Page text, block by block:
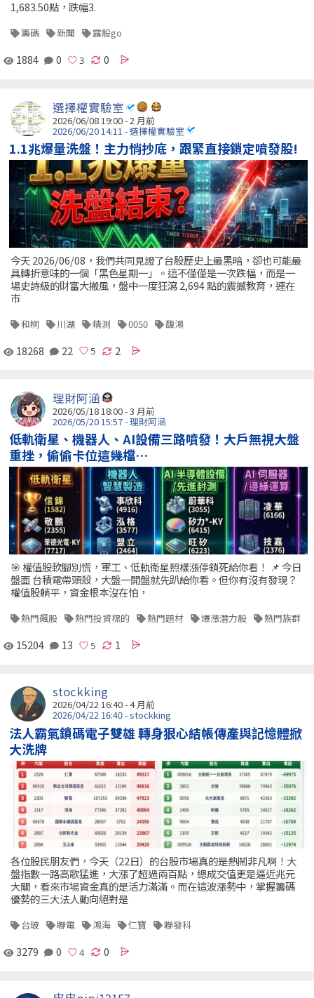
1,683.50點，跌幅3.
籌碼 新聞 露股go
1884 0 0
選擇權實驗室
2026/06/08 19:00 - 2 月前
2026/06/20 14:11 - 選擇權實驗室
1.1兆爆量洗盤！主力悄抄底，跟緊直接鎖定噴發股!
今天 2026/06/08，我們共同見證了台股歷史上最黑暗，卻也可能最
具轉折意味的一個「黑色星期一」。這不僅僅是一次跌幅，而是一
場史詩級的財富大搬風，盤中一度狂瀉 2,694 點的震撼教育，連在
市
和桐 川湖 精測 0050 馥鴻
18268 22 2
理財阿涵
2026/05/18 18:00 - 3 月前
2026/05/20 15:57 - 理財阿涵
低軌衛星、機器人、AI設備三路噴發！大戶無視大盤
重挫，偷偷卡位這幾檔…
🎯 權值股軟腳別慌，軍工、低軌衛星照樣漲停鎖死給你看！ 📌 今日
盤面 台積電帶頭殺，大盤一開盤就先趴給你看。但你有沒有發現？
權值股躺平，資金根本沒在怕，
熱門飆股 熱門投資標的 熱門題材 爆漲潛力股 熱門族群
15204 13 1
stockking
2026/04/22 16:40 - 4 月前
2026/04/22 16:40 - stockking
法人霸氣鎖碼電子雙雄 轉身狠心結帳傳產與記憶體掀
大洗牌
各位股民朋友們，今天（22日）的台股市場真的是熱鬧非凡啊！大
盤指數一路高歌猛進，大漲了超過兩百點，總成交值更是逼近兆元
大關，看來市場資金真的是活力滿滿。而在這波漲勢中，掌握籌碼
優勢的三大法人動向絕對是
台玻 聯電 鴻海 仁寶 聯發科
3279 0 0